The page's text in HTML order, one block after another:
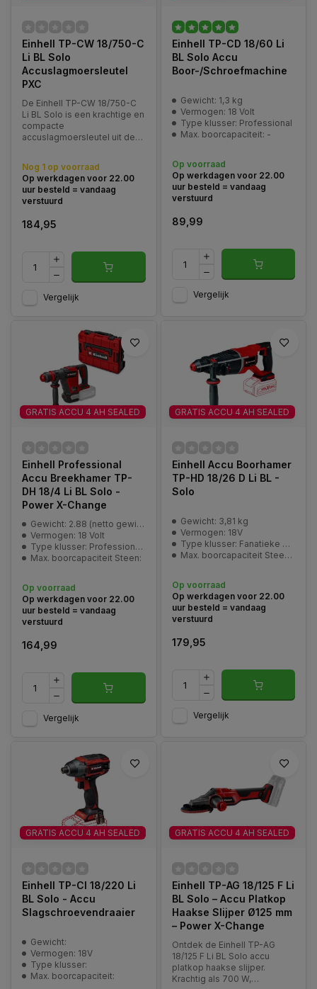
Einhell TP-CW 18/750-C
Li BL Solo
Accuslagmoersleutel
PXC
De Einhell TP-CW 18/750-C
Li BL Solo is een krachtige en
compacte
accuslagmoersleutel uit de
koolborstelloze motor levert
deze machine maximale
prestaties met een
indrukwekkend draaimoment
Nog 1 op voorraad
Op werkdagen voor 22.00
uur besteld = vandaag
verstuurd
184,95
Vergelijk
Einhell TP-CD 18/60 Li
BL Solo Accu
Boor-/Schroefmachine
Gewicht: 1,3 kg
Vermogen: 18 Volt
Type klusser: Professional
Max. boorcapaciteit: -
Op voorraad
Op werkdagen voor 22.00
uur besteld = vandaag
verstuurd
89,99
Vergelijk
GRATIS ACCU 4 AH SEALED
Einhell Professional
Accu Breekhamer TP-
DH 18/4 Li BL Solo -
Power X-Change
Gewicht: 2.88 (netto gewicht)
Vermogen: 18 Volt
Type klusser: Professional | Ervaren klusser
Max. boorcapaciteit Steen:
Op voorraad
Op werkdagen voor 22.00
uur besteld = vandaag
verstuurd
164,99
Vergelijk
GRATIS ACCU 4 AH SEALED
Einhell Accu Boorhamer
TP-HD 18/26 D Li BL -
Solo
Gewicht: 3,81 kg
Vermogen: 18V
Type klusser: Fanatieke doe-het-zelver
Max. boorcapaciteit Steen: 26 mm
Op voorraad
Op werkdagen voor 22.00
uur besteld = vandaag
verstuurd
179,95
Vergelijk
GRATIS ACCU 4 AH SEALED
Einhell TP-CI 18/220 Li
BL Solo - Accu
Slagschroevendraaier
Gewicht:
Vermogen: 18V
Type klusser:
Max. boorcapaciteit:
GRATIS ACCU 4 AH SEALED
Einhell TP-AG 18/125 F Li
BL Solo – Accu Platkop
Haakse Slijper Ø125 mm
– Power X-Change
Ontdek de Einhell TP-AG
18/125 F Li BL Solo accu
platkop haakse slijper.
Krachtig als 700 W,